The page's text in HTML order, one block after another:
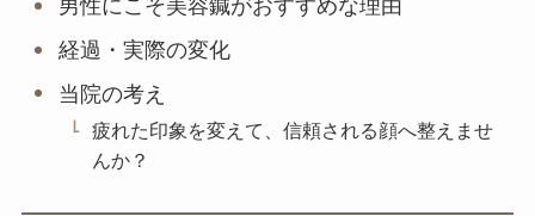
男性にこそ美容鍼がおすすめな理由
経過・実際の変化
当院の考え
疲れた印象を変えて、信頼される顔へ整えませ
んか？